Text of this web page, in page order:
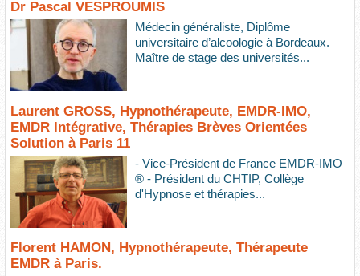
Dr Pascal VESPROUMIS
Médecin généraliste, Diplôme
universitaire d’alcoologie à Bordeaux.
Maître de stage des universités...
Laurent GROSS, Hypnothérapeute, EMDR-IMO,
EMDR Intégrative, Thérapies Brèves Orientées
Solution à Paris 11
- Vice-Président de France EMDR-IMO
® - Président du CHTIP, Collège
d'Hypnose et thérapies...
Florent HAMON, Hypnothérapeute, Thérapeute
EMDR à Paris.